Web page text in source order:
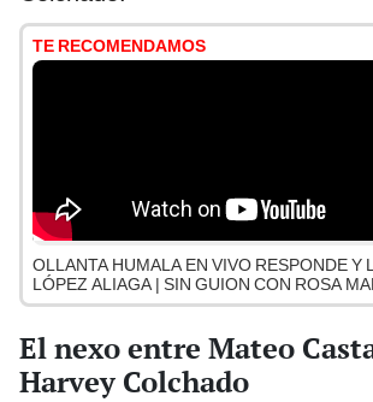
TE RECOMENDAMOS
OLLANTA HUMALA EN VIVO RESPONDE Y
LÓPEZ ALIAGA | SIN GUION CON ROSA
El nexo entre Mateo
Harvey Colchado